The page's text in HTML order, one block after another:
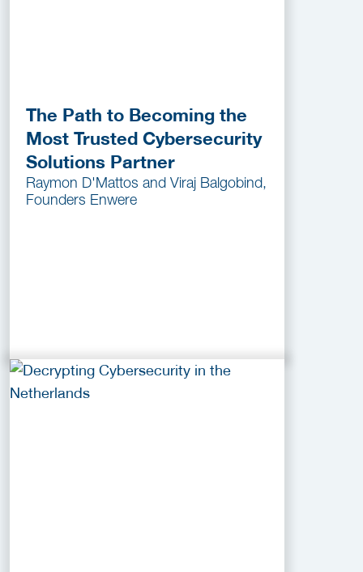
The Path to Becoming the
Most Trusted Cybersecurity
Solutions Partner
Raymon D'Mattos and Viraj Balgobind,
Founders Enwere